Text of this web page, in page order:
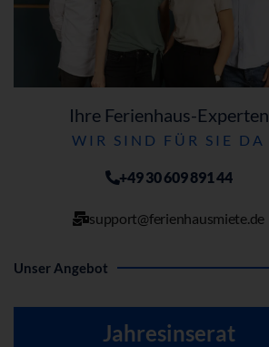
Ihre Ferienhaus-Experten
WIR SIND FÜR SIE DA
+49 30 609 891 44
support@ferienhausmiete.de
Unser Angebot
Jahresinserat